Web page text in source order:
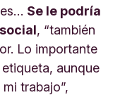
Se le podría
, “también
Lo importante
aunque
trabajo”,